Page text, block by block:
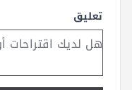
تعليق